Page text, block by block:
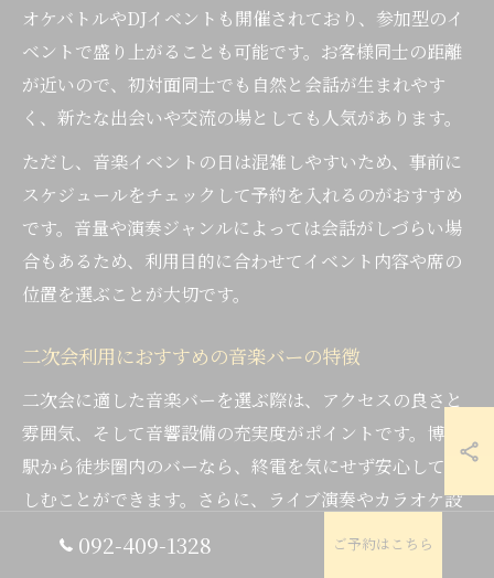
オケバトルやDJイベントも開催されており、参加型のイ
ベントで盛り上がることも可能です。お客様同士の距離
が近いので、初対面同士でも自然と会話が生まれやす
く、新たな出会いや交流の場としても人気があります。
ただし、音楽イベントの日は混雑しやすいため、事前に
スケジュールをチェックして予約を入れるのがおすすめ
です。音量や演奏ジャンルによっては会話がしづらい場
合もあるため、利用目的に合わせてイベント内容や席の
位置を選ぶことが大切です。
二次会利用におすすめの音楽バーの特徴
二次会に適した音楽バーを選ぶ際は、アクセスの良さと
雰囲気、そして音響設備の充実度がポイントです。博多
駅から徒歩圏内のバーなら、終電を気にせず安心して楽
しむことができます。さらに、ライブ演奏やカラオケ設
備が整っているバーでは、参加者全員が盛り上がれる仕
092-409-1328 ご予約はこちら